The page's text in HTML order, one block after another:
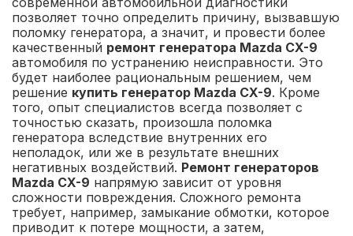
позволяет точно определить причину, вызвавшую
поломку генератора, а значит, и провести более
качественный ремонт генератора Mazda CX-9
автомобиля по устранению неисправности. Это
будет наиболее рациональным решением, чем
решение купить генератор Mazda CX-9. Кроме
того, опыт специалистов всегда позволяет с
точностью сказать, произошла поломка
генератора вследствие внутренних его
неполадок, или же в результате внешних
негативных воздействий. Ремонт генераторов
Mazda CX-9 напрямую зависит от уровня
сложности повреждения. Сложного ремонта
требует, например, замыкание обмотки, которое
приводит к потере мощности, а затем,